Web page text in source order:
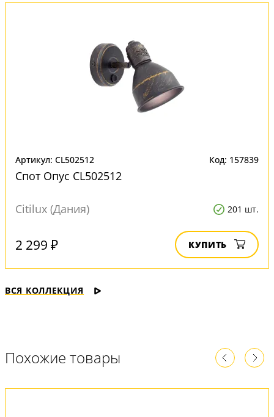
Артикул: CL502512 Код: 157839
Спот Опус CL502512
Citilux (Дания) 201 шт.
2 299 ₽ КУПИТЬ
ВСЯ КОЛЛЕКЦИЯ
Похожие товары